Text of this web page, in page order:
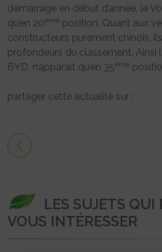
démarrage en début d’année, le
qu’en 20ème position. Quant aux
constructeurs purement chinois,
profondeurs du classement. Ainsi
BYD, n’apparait qu’en 35ème
partager cette actualité sur :
LES SUJETS QUI
VOUS INTÉRESSER